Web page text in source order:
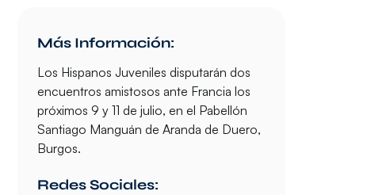
Más Información:
Los Hispanos Juveniles disputarán dos
encuentros amistosos ante Francia los
próximos 9 y 11 de julio, en el Pabellón
Santiago Manguán de Aranda de Duero,
Burgos.
Redes Sociales: